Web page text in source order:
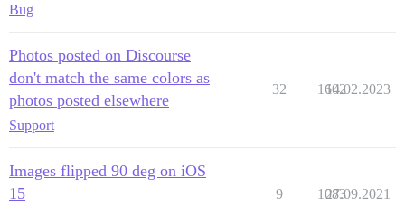
Bug
Photos posted on Discourse
don't match the same colors as
photos posted elsewhere
Support
32 1602
14.02.2023
Images flipped 90 deg on iOS
15
9 1083
27.09.2021